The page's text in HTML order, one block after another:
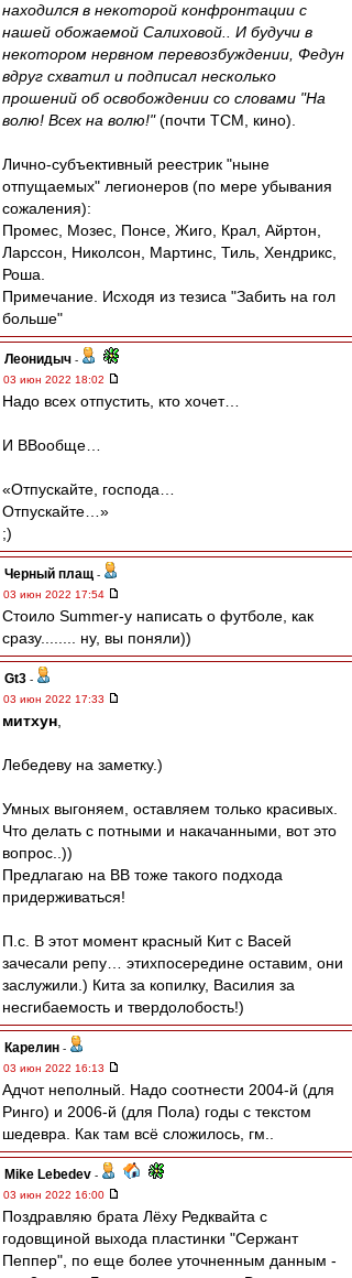
находился в некоторой конфронтации с
нашей обожаемой Салиховой.. И будучи в
некотором нервном перевозбуждении, Федун
вдруг схватил и подписал несколько
прошений об освобождении со словами "На
волю! Всех на волю!"(почти ТСМ, кино).
Лично-субъективный реестрик "ныне
отпущаемых" легионеров (по мере убывания
сожаления):
Промес, Мозес, Понсе, Жиго, Крал, Айртон,
Ларссон, Николсон, Мартинс, Тиль, Хендрикс,
Роша.
Примечание. Исходя из тезиса "Забить на гол
больше"
Леонидыч -
03 июн 2022 18:02
Надо всех отпустить, кто хочет…
И ВВообще…
«Отпускайте, господа…
Отпускайте…»
;)
Черный плащ -
03 июн 2022 17:54
Стоило Summer-y написать о футболе, как
сразу........ ну, вы поняли))
Gt3 -
03 июн 2022 17:33
митхун
Лебедеву на заметку.)
Умных выгоняем, оставляем только красивых.
Что делать с потными и накачанными, вот это
вопрос..))
Предлагаю на ВВ тоже такого подхода
придерживаться!
П.с. В этот момент красный Кит с Васей
зачесали репу… этихпосередине оставим, они
заслужили.) Кита за копилку, Василия за
несгибаемость и твердолобость!)
Карелин -
03 июн 2022 16:13
Адчот неполный. Надо соотнести 2004-й (для
Ринго) и 2006-й (для Пола) годы с текстом
шедевра. Как там всё сложилось, гм..
Mike Lebedev -
03 июн 2022 16:00
Поздравляю брата Лёху Редквайта с
годовщиной выхода пластинки "Сержант
Пеппер", по еще более уточненным данным -